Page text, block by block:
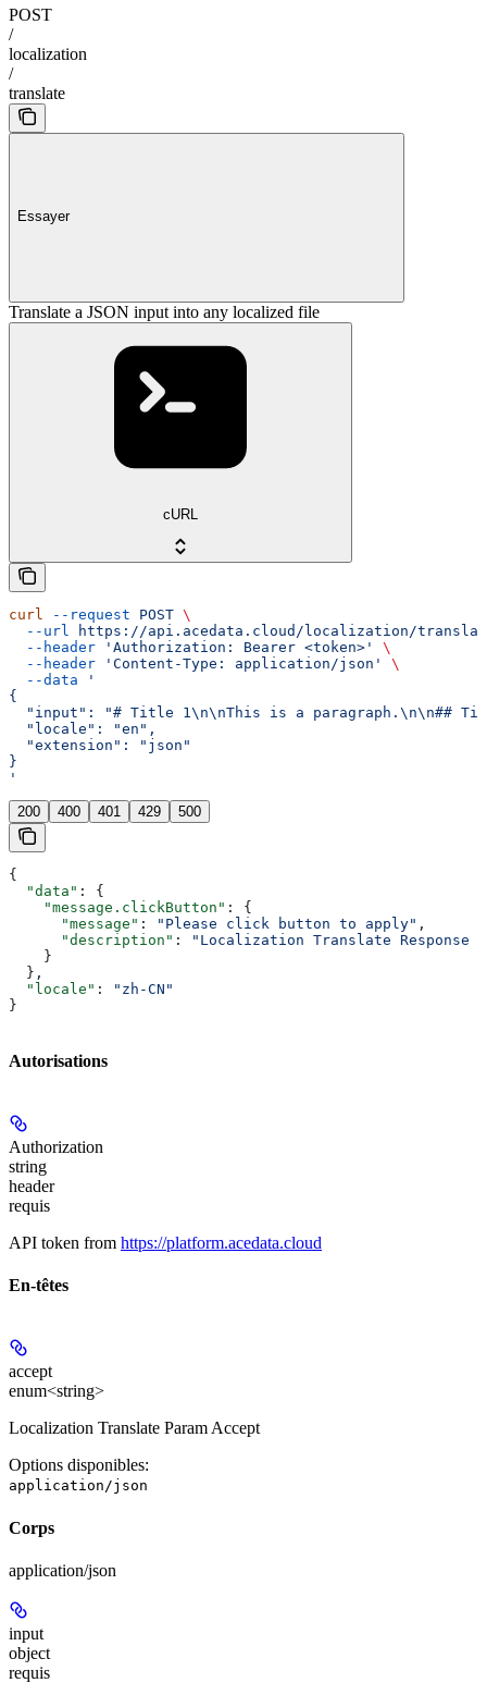
POST
/
localization
/
translate
Essayer
Translate a JSON input into any localized file
cURL
curl --request POST \
  --url
https://api.acedata.cloud/localization/
  --header
'Authorization: Bearer <token>'
\
  --header
'Content-Type: application/json'
\
  --data
'
{
"input": "# Title 1\n\nThis is a paragraph.\n\n##
  "locale": "en",
  "extension": "json"
}
'
200 400 401 429 500
{
  "data"
: {
    "message.clickButton"
: {
      "message"
: "Please click button to apply" ,
      "description"
:
"Localization Translate Response
    }
  },
  "locale"
:
"zh-CN"
}
Autorisations
Authorization
string
header
requis
API token from https://platform.acedata.cloud
En-têtes
accept
enum<string>
Localization Translate Param Accept
Options disponibles:
application/json
Corps
application/json
input
object
requis